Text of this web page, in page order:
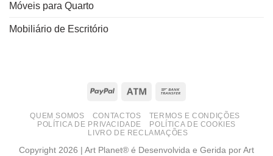
Móveis para Quarto
Mobiliário de Escritório
PayPal Atm
QUEM SOMOS CONTACTOS
TERMOS E CONDIÇÕES
POLÍTICA DE PRIVACIDADE
POLÍTICA DE COOKIES
LIVRO DE RECLAMAÇÕES
Copyright 2026 | Art Planet® é Desenvolvida e Gerida por Art